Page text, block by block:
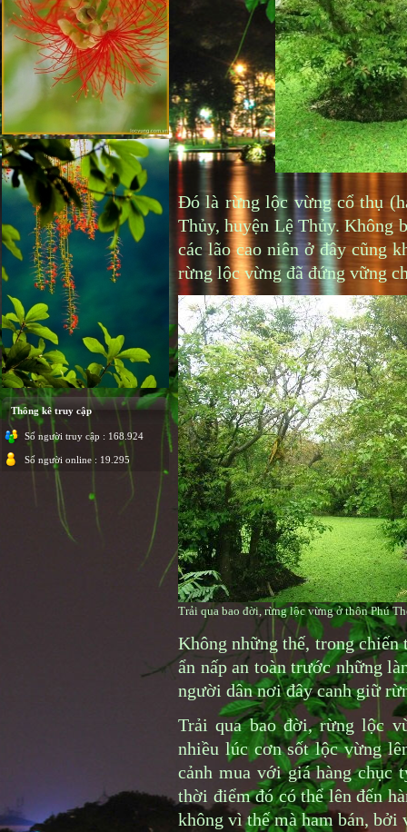
Thông kê truy cập
Số người truy cập : 168.924
Số người online : 19.295
Đó là rừng lộc vừng cổ thụ
Thủy, huyện Lệ Thủy. Không
các lão cao niên ở đây cũng
rừng lộc vừng đã đứng vững
Trải qua bao đời, rừng lộc vừng ở thôn Phú
Không những thế, trong
ẩn nấp an toàn trước những
người dân nơi đây canh giữ
Trải qua bao đời, rừng lộc
nhiều lúc cơn sốt lộc vừng
cảnh mua với giá hàng chục
thời điểm đó có thể lên đến
không vì thế mà ham bán, bởi